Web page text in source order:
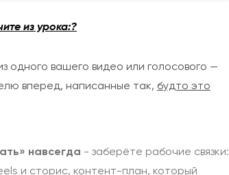
из урока:?
одного вашего видео или голосового —
вперед, написанные так, будто это
навсегда - заберёте рабочие связки:
и сторис, контент-план, который